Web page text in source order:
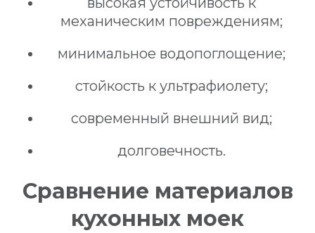
механическим повреждениям;
минимальное водопоглощение;
стойкость к ультрафиолету;
современный внешний вид;
долговечность.
Сравнение материалов
кухонных моек